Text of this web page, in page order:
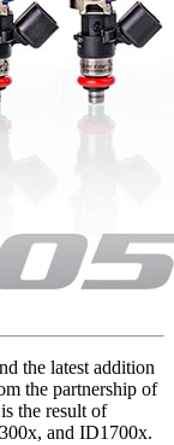
the latest addition
the partnership of
the result of
and ID1700x.